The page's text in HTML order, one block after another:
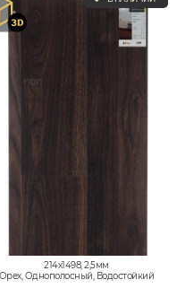
214x1498, 2,5мм
Орех, Однополосный, Водостойкий